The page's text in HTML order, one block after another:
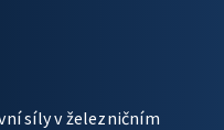
síly v železničním